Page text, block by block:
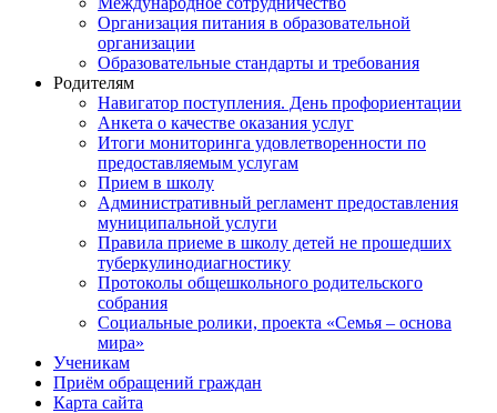
Организация питания в образовательной
организации
Образовательные стандарты и требования
Родителям
Навигатор поступления. День профориентации
Анкета о качестве оказания услуг
Итоги мониторинга удовлетворенности по
предоставляемым услугам
Прием в школу
Административный регламент предоставления
муниципальной услуги
Правила приеме в школу детей не прошедших
туберкулинодиагностику
Протоколы общешкольного родительского
собрания
Социальные ролики, проекта «Семья – основа
мира»
Ученикам
Приём обращений граждан
Карта сайта